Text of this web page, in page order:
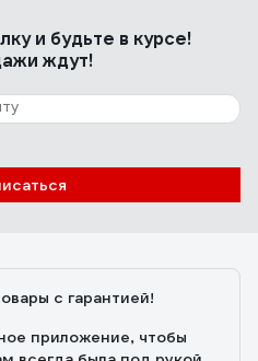
и будьте в курсе!
ждут!
с гарантией!
приложение, чтобы